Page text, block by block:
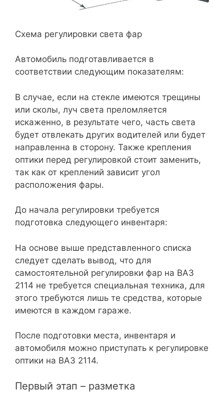
Схема регулировки света фар
Автомобиль подготавливается в
соответствии следующим показателям:
В случае, если на стекле имеются трещины
или сколы, луч света преломляется
искаженно, в результате чего, часть света
будет отвлекать других водителей или будет
направленна в сторону. Также крепления
оптики перед регулировкой стоит заменить,
так как от креплений зависит угол
расположения фары.
До начала регулировки требуется
подготовка следующего инвентаря:
На основе выше представленного списка
следует сделать вывод, что для
самостоятельной регулировки фар на ВАЗ
2114 не требуется специальная техника, для
этого требуются лишь те средства, которые
имеются в каждом гараже.
После подготовки места, инвентаря и
автомобиля можно приступать к регулировке
оптики на ВАЗ 2114.
Первый этап – разметка